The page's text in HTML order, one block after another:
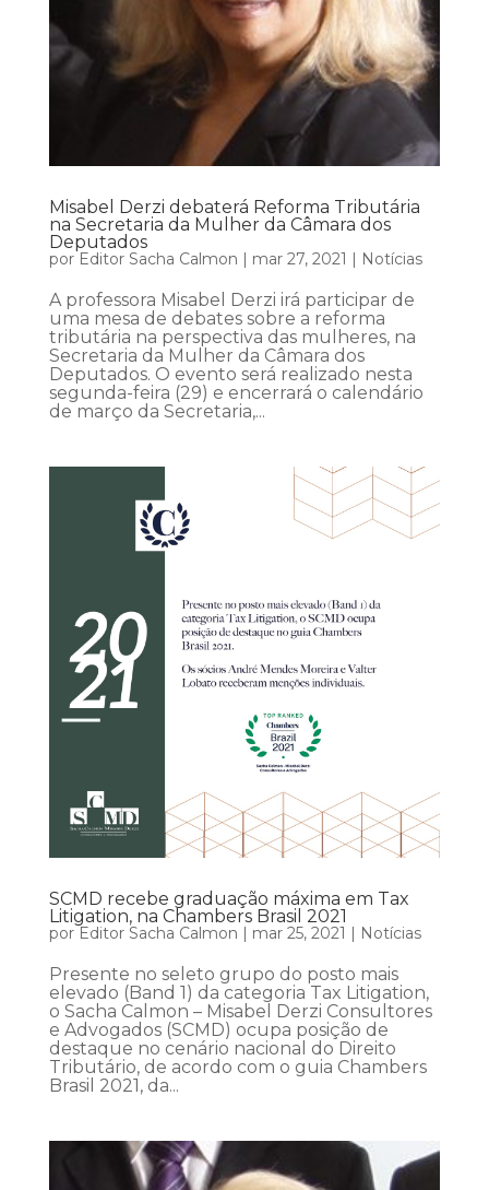
Misabel Derzi debaterá Reforma Tributária
na Secretaria da Mulher da Câmara dos
Deputados
por Editor Sacha Calmon | mar 27, 2021 | Notícias
A professora Misabel Derzi irá participar de
uma mesa de debates sobre a reforma
tributária na perspectiva das mulheres, na
Secretaria da Mulher da Câmara dos
Deputados. O evento será realizado nesta
segunda-feira (29) e encerrará o calendário
de março da Secretaria,...
SCMD recebe graduação máxima em Tax
Litigation, na Chambers Brasil 2021
por Editor Sacha Calmon mar 25, 2021 Notícias
Presente no seleto grupo do posto mais
elevado (Band 1) da categoria Tax Litigation,
o Sacha Calmon – Misabel Derzi Consultores
e Advogados (SCMD) ocupa posição de
destaque no cenário nacional do Direito
Tributário, de acordo com o guia Chambers
Brasil 2021, da...